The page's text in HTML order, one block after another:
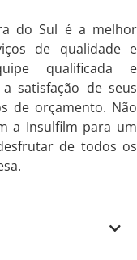
do Sul é a melhor
de qualidade e
qualificada e
satisfação de seus
de orçamento. Não
a Insulfilm para um
de todos os